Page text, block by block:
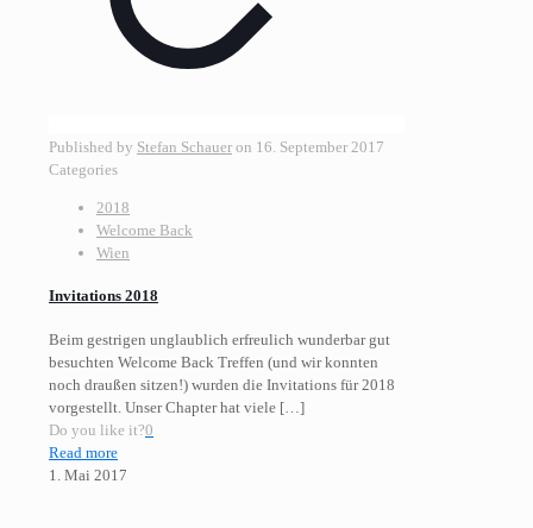
Published by Stefan Schauer on 16. September 2017
Categories
2018
Welcome Back
Wien
Invitations 2018
Beim gestrigen unglaublich erfreulich wunderbar gut
besuchten Welcome Back Treffen (und wir konnten
noch draußen sitzen!) wurden die Invitations für 2018
vorgestellt. Unser Chapter hat viele […]
Do you like it?0
Read more
1. Mai 2017